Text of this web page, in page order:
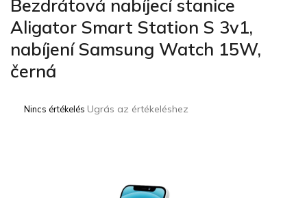
Bezdrátová nabíjecí stanice
Aligator Smart Station S 3v1,
nabíjení Samsung Watch 15W,
černá
ANincs értékelés Ugrás az értékeléshez